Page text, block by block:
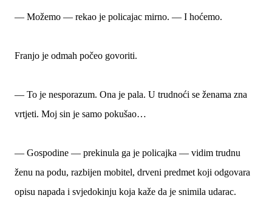
— Možemo — rekao je policajac mirno. — I hoćemo.
Franjo je odmah počeo govoriti.
— To je nesporazum. Ona je pala. U trudnoći se ženama zna
vrtjeti. Moj sin je samo pokušao…
— Gospodine — prekinula ga je policajka — vidim trudnu
ženu na podu, razbijen mobitel, drveni predmet koji odgovara
opisu napada i svjedokinju koja kaže da je snimila udarac.